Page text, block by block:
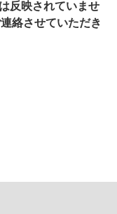
反映されていませ
絡させていただき